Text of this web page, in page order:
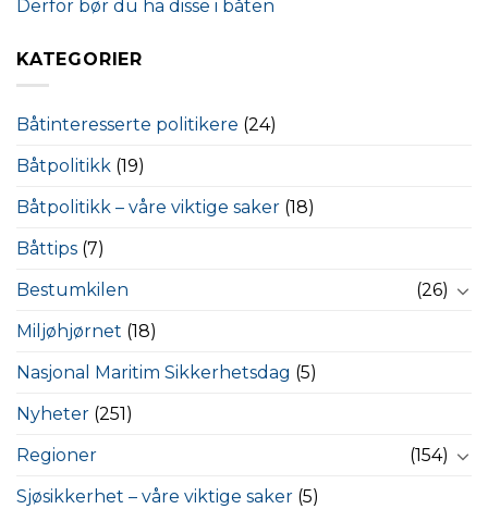
Derfor bør du ha disse i båten
KATEGORIER
Båtinteresserte politikere (24)
Båtpolitikk (19)
Båtpolitikk – våre viktige saker (18)
Båttips (7)
Bestumkilen
(26)
Miljøhjørnet (18)
Nasjonal Maritim Sikkerhetsdag (5)
Nyheter (251)
Regioner
(154)
Sjøsikkerhet – våre viktige saker (5)